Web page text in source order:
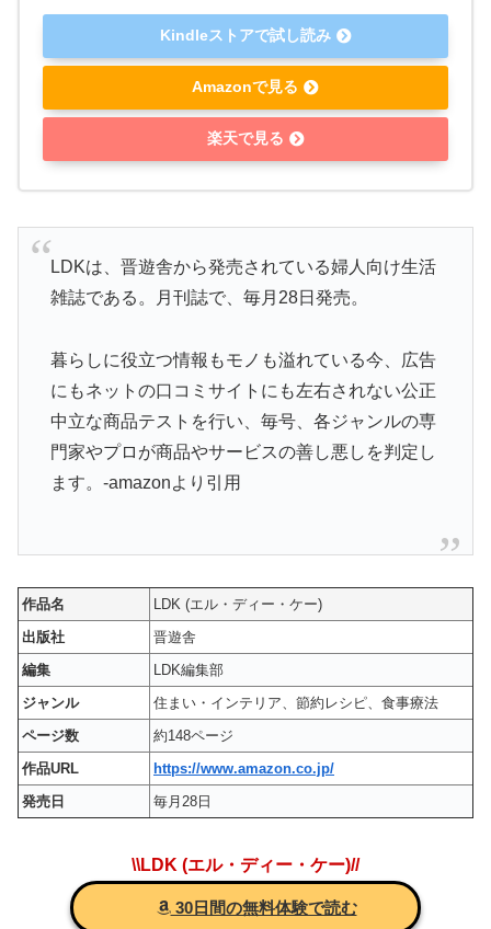
Kindleストアで試し読み
Amazonで見る
楽天で見る
LDKは、晋遊舎から発売されている婦人向け生活
雑誌である。月刊誌で、毎月28日発売。
暮らしに役立つ情報もモノも溢れている今、広告
にもネットの口コミサイトにも左右されない公正
中立な商品テストを行い、毎号、各ジャンルの専
門家やプロが商品やサービスの善し悪しを判定し
ます。-amazonより引用
作品名
LDK (エル・ディー・ケー)
出版社
晋遊舎
編集
LDK編集部
ジャンル
住まい・インテリア、節約レシピ、食事療法
ページ数
約148ページ
作品URL
https://www.amazon.co.jp/
発売日
毎月28日
\\LDK (エル・ディー・ケー)//
30日間の無料体験で読む